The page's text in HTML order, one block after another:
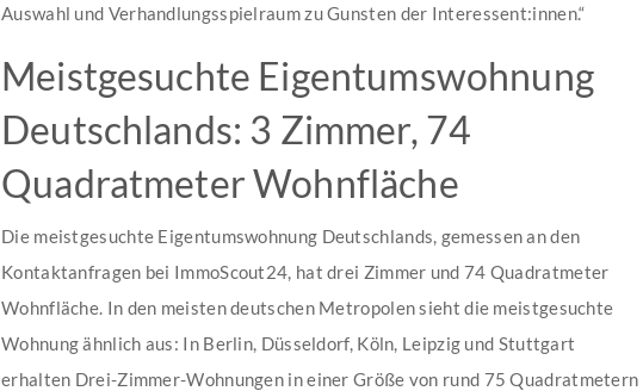
Auswahl und Verhandlungsspielraum zu Gunsten der Interessent:innen.“
Meistgesuchte Eigentumswohnung
Deutschlands: 3 Zimmer, 74
Quadratmeter Wohnfläche
Die meistgesuchte Eigentumswohnung Deutschlands, gemessen an den
Kontaktanfragen bei ImmoScout24, hat drei Zimmer und 74 Quadratmeter
Wohnfläche. In den meisten deutschen Metropolen sieht die meistgesuchte
Wohnung ähnlich aus: In Berlin, Düsseldorf, Köln, Leipzig und Stuttgart
erhalten Drei-Zimmer-Wohnungen in einer Größe von rund 75 Quadratmetern